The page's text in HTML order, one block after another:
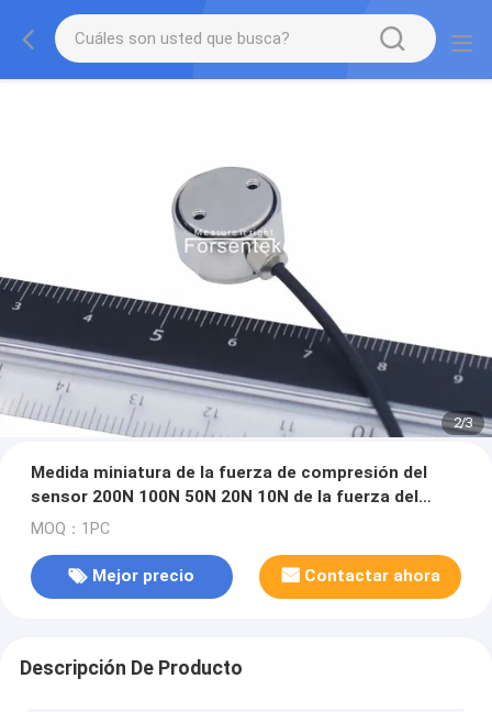
2/3
Medida miniatura de la fuerza de compresión del
sensor 200N 100N 50N 20N 10N de la fuerza del
reborde
MOQ：1PC
Mejor precio Contactar ahora
Descripción De Producto